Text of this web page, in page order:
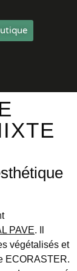
PAVE. Il
végétalisés et
ECORASTER.